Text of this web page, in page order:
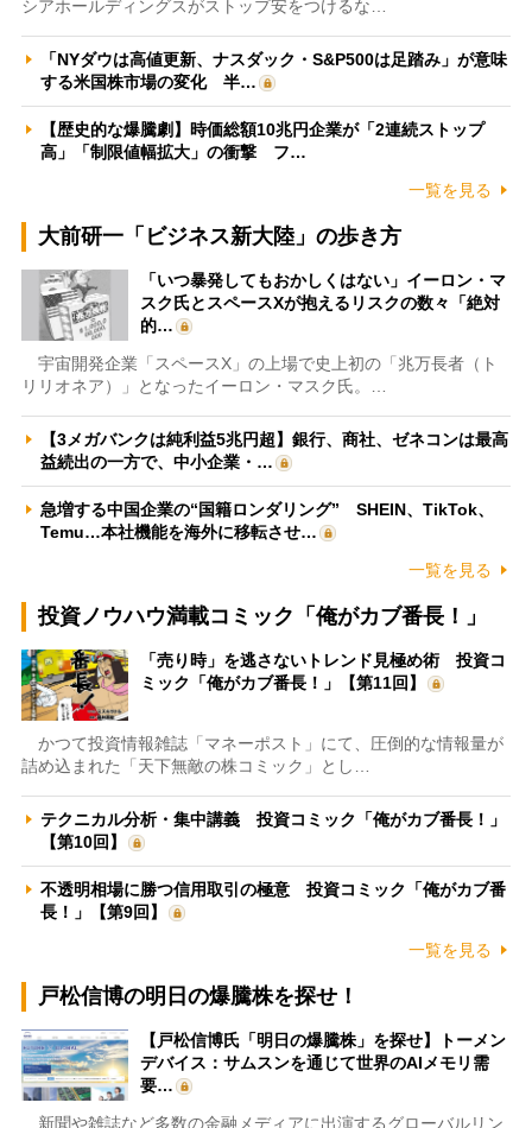
シアホールディングスがストップ安をつけるな…
「NYダウは高値更新、ナスダック・S&P500は足踏み」が意味
する米国株市場の変化 半…
【歴史的な爆騰劇】時価総額10兆円企業が「2連続ストップ
高」「制限値幅拡大」の衝撃 フ…
一覧を見る
大前研一「ビジネス新大陸」の歩き方
「いつ暴発してもおかしくはない」イーロン・マ
スク氏とスペースXが抱えるリスクの数々「絶対
的…
宇宙開発企業「スペースX」の上場で史上初の「兆万長者（ト
リリオネア）」となったイーロン・マスク氏。…
【3メガバンクは純利益5兆円超】銀行、商社、ゼネコンは最高
益続出の一方で、中小企業・…
急増する中国企業の“国籍ロンダリング” SHEIN、TikTok、
Temu…本社機能を海外に移転させ…
一覧を見る
投資ノウハウ満載コミック「俺がカブ番長！」
「売り時」を逃さないトレンド見極め術 投資コ
ミック「俺がカブ番長！」【第11回】
かつて投資情報雑誌「マネーポスト」にて、圧倒的な情報量が
詰め込まれた「天下無敵の株コミック」とし…
テクニカル分析・集中講義 投資コミック「俺がカブ番長！」
【第10回】
不透明相場に勝つ信用取引の極意 投資コミック「俺がカブ番
長！」【第9回】
一覧を見る
戸松信博の明日の爆騰株を探せ！
【戸松信博氏「明日の爆騰株」を探せ】トーメン
デバイス：サムスンを通じて世界のAIメモリ需
要…
新聞や雑誌など多数の金融メディアに出演するグローバルリン